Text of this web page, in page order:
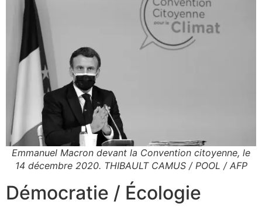
Emmanuel Macron devant la Convention citoyenne, le
14 décembre 2020. THIBAULT CAMUS / POOL / AFP
Démocratie / Écologie